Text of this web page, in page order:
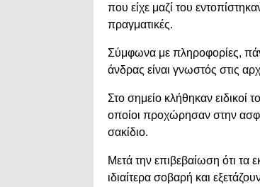
που είχε μαζί του
πραγματικές.
Σύμφωνα με πληροφορίες,
άνδρας είναι γνωστός στις
Στο σημείο κλήθηκαν
οποίοι προχώρησαν στην
σακίδιο.
Μετά την επιβεβαίωση ότι τα
ιδιαίτερα σοβαρή και